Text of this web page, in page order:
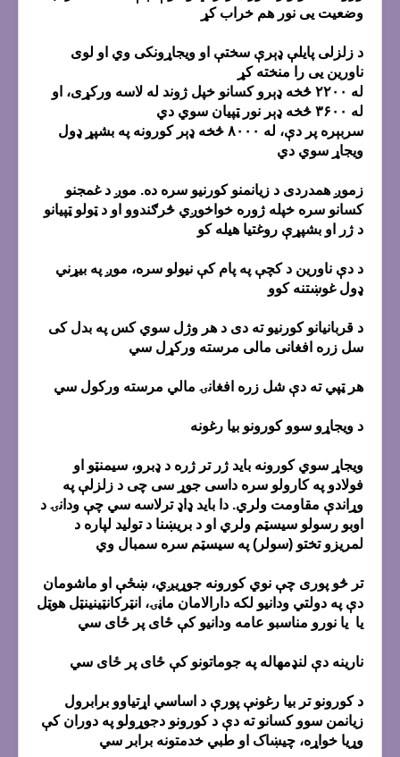
وضعیت یی نور هم خراب کړ
د زلزلی پایلې ډېرې سختې او ویجاړونکی وي او لوی
ناورین یی را منخته کړ
له ۲۲۰۰ څخه ډېرو کسانو خپل ژوند له لاسه ورکړی، او
له ۳۶۰۰ څخه ډېر نور ټپیان سوي دي
سربېره پر دې، له ۸۰۰۰ څخه ډېر کورونه په بشپړ ډول
ویجاړ سوي دي
زموږ همدردی د زیانمنو کورنیو سره ده. موږ د غمجنو
کسانو سره خپله ژوره خواخوږي څرګندوو او د ټولو ټپیانو
د ژر او بشپړې روغتیا هیله کو
د دې ناورین د کچې په پام کې نیولو سره، موږ په بیړني
ډول غوښتنه کوو
د قربانیانو کورنیو ته دی د هر وژل سوي کس په بدل کی
سل زره افغانی مالی مرسته ورکړل سي
هر ټپي ته دې شل زره افغانۍ مالي مرسته ورکول سي
د ویجاړو سوو کورونو بیا رغونه
ویجاړ سوي کورونه باید ژر تر ژره د ډبرو، سیمنټو او
فولادو په کارولو سره داسی جوړ سی چی د زلزلې په
وړاندې مقاومت ولري. دا باید ډاډ ترلاسه سي چې ودانۍ د
اوبو رسولو سیسټم ولري او د بریښنا د تولید لپاره د
لمریزو تختو (سولر) په سیسټم سره سمبال وي
تر څو پوری چې نوي کورونه جوړیږي، ښځې او ماشومان
دې په دولتي ودانیو لکه دارالامان ماڼۍ، انټرکانټینینټل هوټل
یا یا نورو مناسبو عامه ودانیو کې ځای پر ځای سي
نارینه دې لنډمهاله په جوماتونو کې ځای پر ځای سي
د کورونو تر بیا رغونې پورې د اساسي اړتیاوو برابرول
زیانمن سوو کسانو ته دې د کورونو دجوړولو په دوران کې
وړیا خواړه، چیښاک او طبي خدمتونه برابر سي